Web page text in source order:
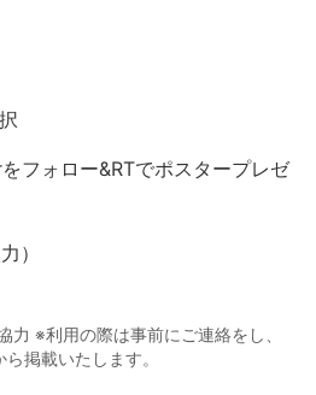
フォロー&RTでポスタープレゼ
）
力 ※利用の際は事前にご連絡をし、
掲載いたします。